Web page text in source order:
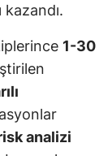
kazandı.
1-30
analizi